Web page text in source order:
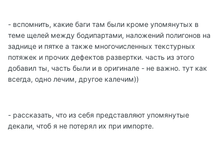
- вспомнить, какие баги там были кроме упомянутых в
теме щелей между бодипартами, наложений полигонов на
заднице и пятке а также многочисленных текстурных
потяжек и прочих дефектов развертки. часть из этого
добавил ты, часть были и в оригинале - не важно. тут как
всегда, одно лечим, другое калечим))
- рассказать, что из себя представляют упомянутые
декали, чтоб я не потерял их при импорте.